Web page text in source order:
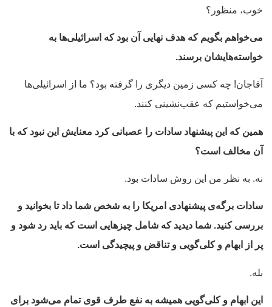
خوب، منظور؟
می‌خواهم بگویم که هدف نهایی آن بود که اسرائیلی‌ها به
خواسته‌هایشان برسند.
آقاجان! چه کسی زمین دیگری را گرفته بود؟ ما از اسرائیلی‌ها
می‌خواستیم که عقب‌نشینی کنند.
همین که این پیشنهاد سادات را عصبانی کرد معنایش این نبود که با
آن مخالف است؟
نه. به نظر من این روش سادات بود.
سادات برگه‌ی پیشنهادی امریکا را به شخص شما داد تا بخوانید و
بررسی کنید. شما دیدید که شامل چیزهایی است که باید رد شود و
پر از ابهام و کلی‌گویی و تناقض و پیچیدگی است.
بله.
این ابهام و کلی‌گویی همیشه به نفع طرف قوی تمام می‌شود برای